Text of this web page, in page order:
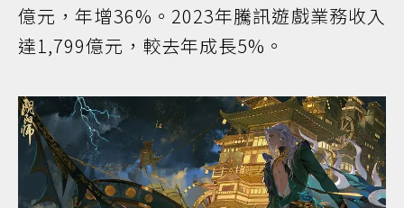
億元，年增36%。2023年騰訊遊戲業務收入
達1,799億元，較去年成長5%。